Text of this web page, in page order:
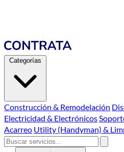
Categorías
Construcción & Remodelación
Electricidad & Electrónicos
Acarreo Utility (Handyman) &